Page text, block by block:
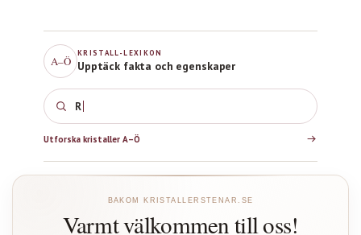
A–Ö
KRISTALL-LEXIKON
Upptäck fakta och egenskaper
Rosenkvar
Utforska kristaller A–Ö
BAKOM KRISTALLERSTENAR.SE
Varmt välkommen till oss!